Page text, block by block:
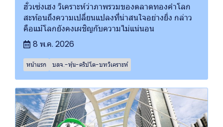
ฮั่วเซ่งเฮง วิเคราะห์ว่าภาพรวมของตลาดทองคำโลก
สะท้อนถึงความเปลี่ยนแปลงที่น่าสนใจอย่างยิ่ง กล่าว
คือแม้โลกยังคงเผชิญกับความไม่แน่นอน
8 พ.ค. 2026
หน้าแรก บลจ.-หุ้น-คริปโต-บทวิเคราะห์